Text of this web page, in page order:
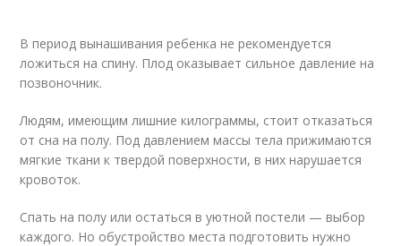
В период вынашивания ребенка не рекомендуется
ложиться на спину. Плод оказывает сильное давление на
позвоночник.
Людям, имеющим лишние килограммы, стоит отказаться
от сна на полу. Под давлением массы тела прижимаются
мягкие ткани к твердой поверхности, в них нарушается
кровоток.
Спать на полу или остаться в уютной постели — выбор
каждого. Но обустройство места подготовить нужно